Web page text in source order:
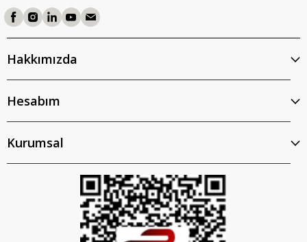
Hakkımızda
Hesabım
Kurumsal